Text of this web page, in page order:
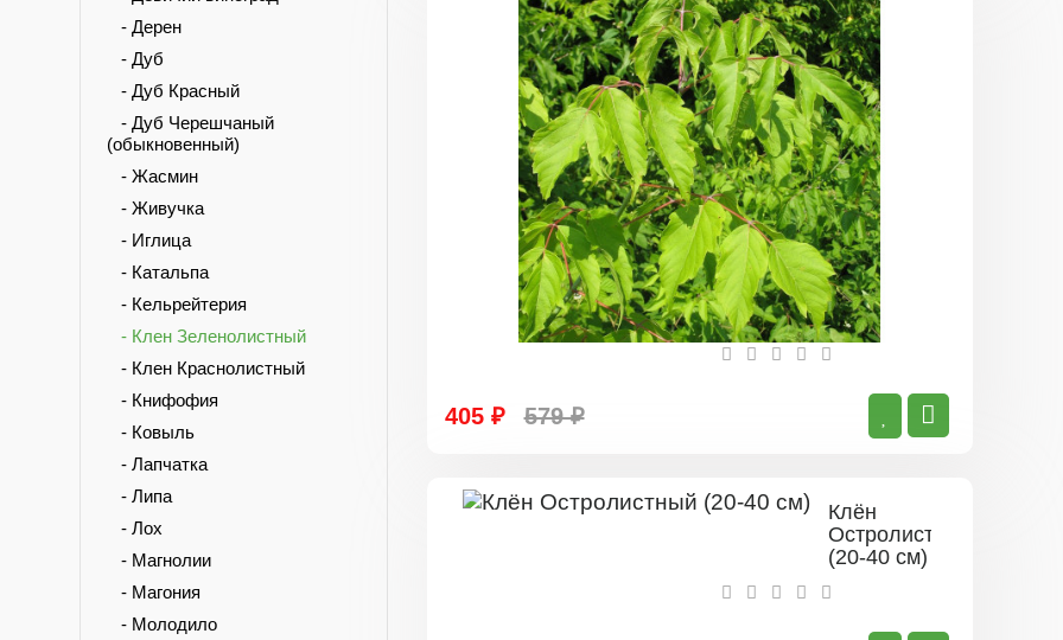
- Дерен
- Дуб
- Дуб Красный
- Дуб Черешчаный
(обыкновенный)
- Жасмин
- Живучка
- Иглица
- Катальпа
- Кельрейтерия
- Клен Зеленолистный
- Клен Краснолистный
- Книфофия
- Ковыль
- Лапчатка
- Липа
- Лох
- Магнолии
- Магония
- Молодило
405 ₽ 579 ₽
Клён
Остролистный
(20-40 см)